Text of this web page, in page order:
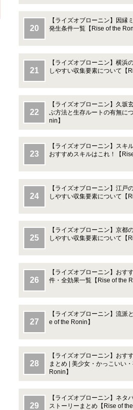
【ライズオブローニン】因縁
発生条件一覧【Rise of the
【ライズオブローニン】横浜
しやすい収集要素について【
【ライズオブローニン】久坂
ぶ方法と生存ルートの有無に
nin】
【ライズオブローニン】スキ
おすすめスキルはこれ！【
【ライズオブローニン】江戸
しやすい収集要素について【
【ライズオブローニン】京都
しやすい収集要素について【
【ライズオブローニン】おす
件・全効果一覧【Rise of the
【ライズオブローニン】流派
e of the Ronin】
【ライズオブローニン】おす
まとめ | 美少女・かっこいい
Ronin】
【ライズオブローニン】ネタ
ストーリーまとめ【Rise of the